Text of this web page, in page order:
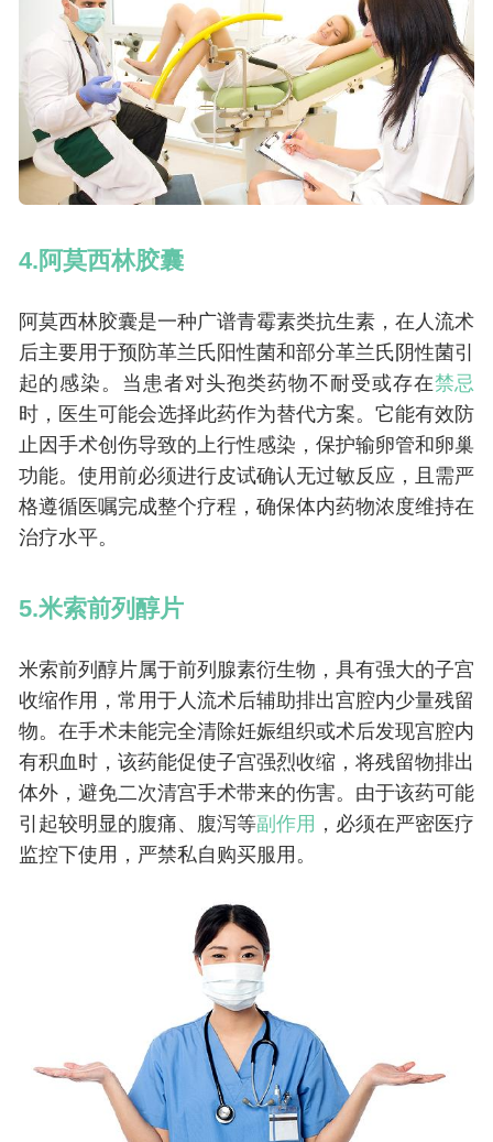
4.阿莫西林胶囊
阿莫西林胶囊是一种广谱青霉素类抗生素，在人流术
后主要用于预防革兰氏阳性菌和部分革兰氏阴性菌引
起的感染。当患者对头孢类药物不耐受或存在禁忌
时，医生可能会选择此药作为替代方案。它能有效防
止因手术创伤导致的上行性感染，保护输卵管和卵巢
功能。使用前必须进行皮试确认无过敏反应，且需严
格遵循医嘱完成整个疗程，确保体内药物浓度维持在
治疗水平。
5.米索前列醇片
米索前列醇片属于前列腺素衍生物，具有强大的子宫
收缩作用，常用于人流术后辅助排出宫腔内少量残留
物。在手术未能完全清除妊娠组织或术后发现宫腔内
有积血时，该药能促使子宫强烈收缩，将残留物排出
体外，避免二次清宫手术带来的伤害。由于该药可能
引起较明显的腹痛、腹泻等副作用 ，必须在严密医疗
监控下使用，严禁私自购买服用。